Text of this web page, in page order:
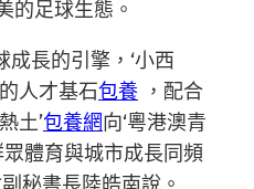
的足球生態。
成長的引擎，‘小西
人才基石包養 ，配合
土’包養網向‘粵港澳青
眾體育與城市成長同頻